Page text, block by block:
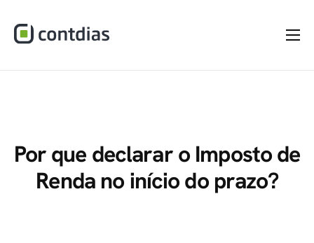
Materiais
Dúvidas
Por que declarar o Imposto de
Renda no início do prazo?